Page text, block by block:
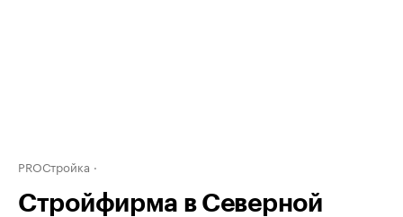
PROСтройка
Стройфирма в Северной